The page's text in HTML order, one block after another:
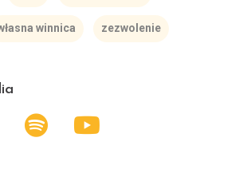
winnica zezwolenie